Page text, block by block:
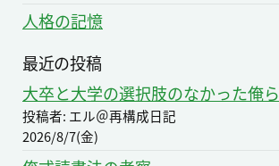
人格の記憶
最近の投稿
大卒と大学の選択肢のなかった俺ら
投稿者: エル＠再構成日記
2026/8/7(金)